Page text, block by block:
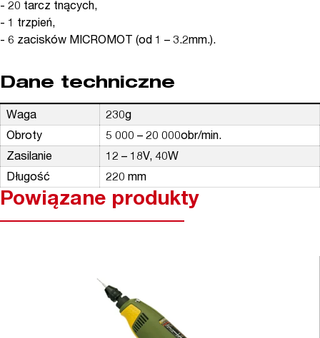
- 20 tarcz tnących,
- 1 trzpień,
- 6 zacisków MICROMOT (od 1 – 3.2mm.).
Dane techniczne
Waga
230g
Obroty
5 000 – 20 000obr/min.
Zasilanie
12 – 18V, 40W
Długość
220 mm
Powiązane produkty